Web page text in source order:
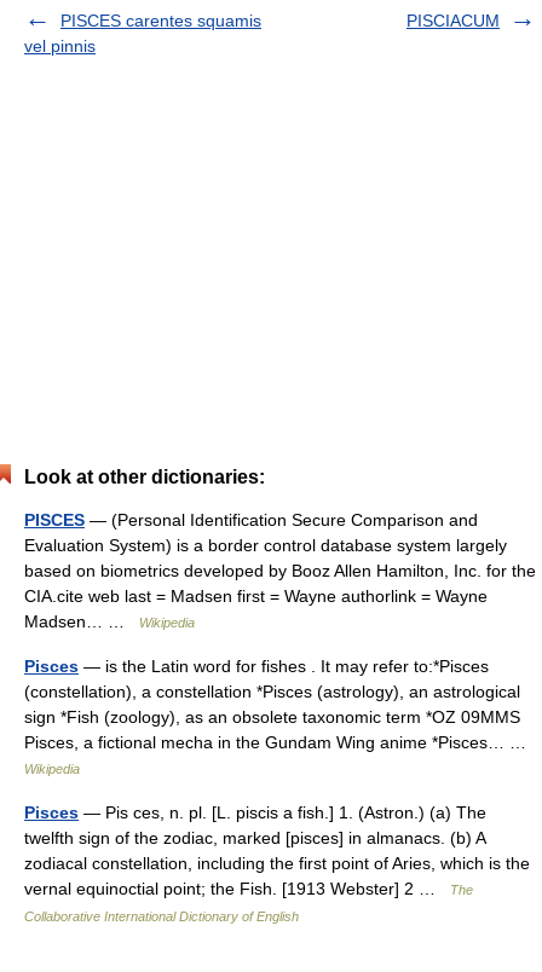
PISCES carentes squamis
vel pinnis
PISCIACUM
Look at other dictionaries:
PISCES — (Personal Identification Secure Comparison and
Evaluation System) is a border control database system largely
based on biometrics developed by Booz Allen Hamilton, Inc. for the
CIA.cite web last = Madsen first = Wayne authorlink = Wayne
Madsen… …
Wikipedia
Pisces — is the Latin word for fishes . It may refer to:*Pisces
(constellation), a constellation *Pisces (astrology), an astrological
sign *Fish (zoology), as an obsolete taxonomic term *OZ 09MMS
Pisces, a fictional mecha in the Gundam Wing anime *Pisces… …
Wikipedia
Pisces — Pis ces, n. pl. [L. piscis a fish.] 1. (Astron.) (a) The
twelfth sign of the zodiac, marked [pisces] in almanacs. (b) A
zodiacal constellation, including the first point of Aries, which is the
vernal equinoctial point; the Fish. [1913 Webster] 2 …
The
Collaborative International Dictionary of English